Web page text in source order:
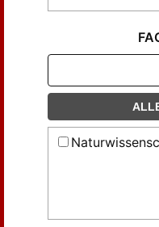
Br., J. (43)
Branco (118)
Branco,
Braus ,
Brooks, W. K.
Brückner, Ed.
Correns , C.
Darwin , G. H.